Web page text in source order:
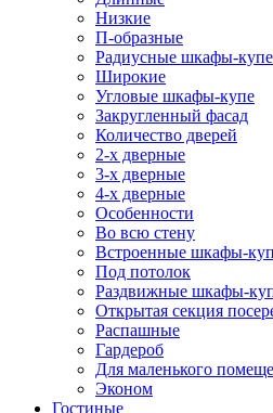
Низкие
П-образные
Радиусные шкафы-купе
Широкие
Угловые шкафы-купе
Закругленный фасад
Количество дверей
2-х дверные
3-х дверные
4-х дверные
Особенности
Во всю стену
Встроенные шкафы-
Под потолок
Раздвижные шкафы-
Открытая секция
Распашные
Гардероб
Для маленького
Эконом
Гостиные